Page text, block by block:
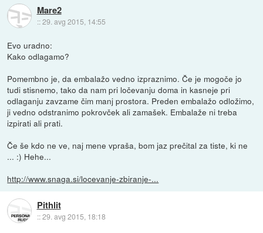
Mare2
::29. avg 2015, 14:55
Evo uradno:
Kako odlagamo?
Pomembno je, da embalažo vedno izpraznimo. Če je mogoče jo
tudi stisnemo, tako da nam pri ločevanju doma in kasneje pri
odlaganju zavzame čim manj prostora. Preden embalažo odložimo,
ji vedno odstranimo pokrovček ali zamašek. Embalaže ni treba
izpirati ali prati.
Če še kdo ne ve, naj mene vpraša, bom jaz prečital za tiste, ki ne
... :) Hehe...
http://www.snaga.si/locevanje-zbiranje-...
Pithlit
::29. avg 2015, 18:18